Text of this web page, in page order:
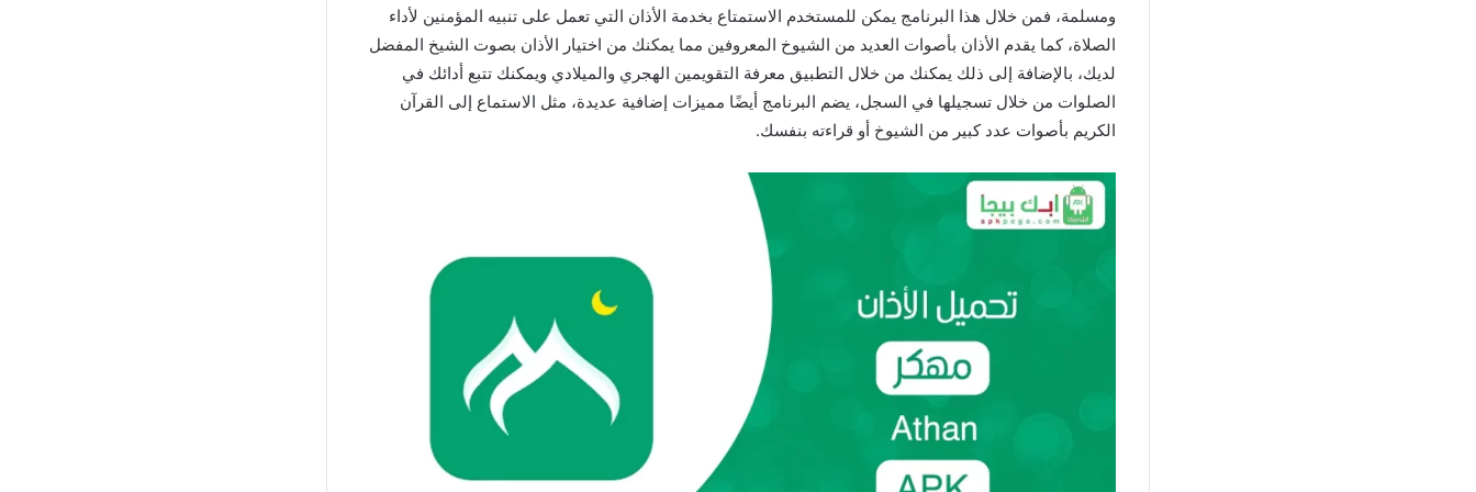
ومسلمة، فمن خلال هذا البرنامج يمكن للمستخدم الاستمتاع بخدمة الأذان التي تعمل على تنبيه المؤمنين لأداء
الصلاة، كما يقدم الأذان بأصوات العديد من الشيوخ المعروفين مما يمكنك من اختيار الأذان بصوت الشيخ المفضل
لديك، بالإضافة إلى ذلك يمكنك من خلال التطبيق معرفة التقويمين الهجري والميلادي ويمكنك تتبع أدائك في
الصلوات من خلال تسجيلها في السجل، يضم البرنامج أيضًا مميزات إضافية عديدة، مثل الاستماع إلى القرآن
الكريم بأصوات عدد كبير من الشيوخ أو قراءته بنفسك.